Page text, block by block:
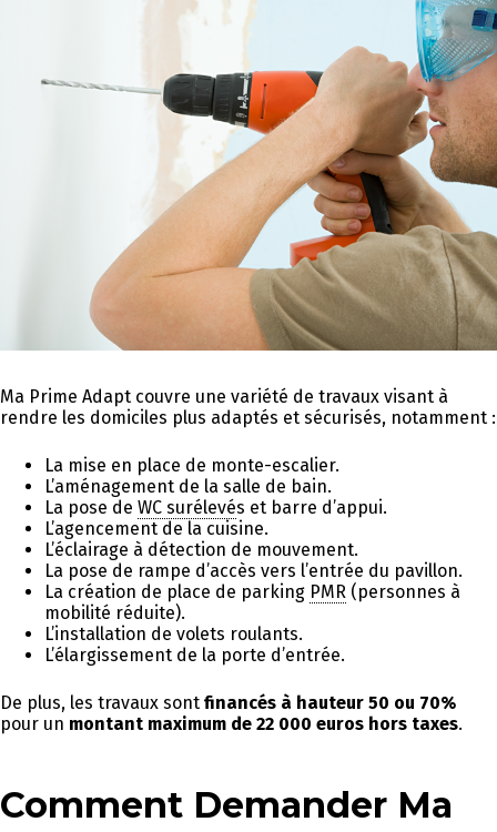
Ma Prime Adapt couvre une variété de travaux visant à
rendre les domiciles plus adaptés et sécurisés, notamment :
La mise en place de monte-escalier.
L’aménagement de la salle de bain.
La pose de WC surélevés et barre d’appui.
L’agencement de la cuisine.
L’éclairage à détection de mouvement.
La pose de rampe d’accès vers l’entrée du pavillon.
La création de place de parking PMR (personnes à
mobilité réduite).
L’installation de volets roulants.
L’élargissement de la porte d’entrée.
De plus, les travaux sont financés à hauteur 50 ou 70%
pour un montant maximum de 22 000 euros hors taxes.
Comment Demander Ma